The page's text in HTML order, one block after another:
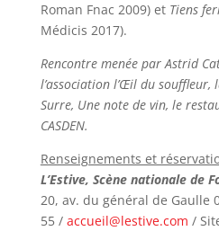
Roman Fnac 2009) et Tiens
Médicis 2017).
Rencontre menée par Astrid
l’association l’Œil du
Surre, Une note de vin, le
CASDEN.
Renseignements et
L’Estive, Scène nationale de
20, av. du général de Gaulle
55 / accueil@lestive.com /